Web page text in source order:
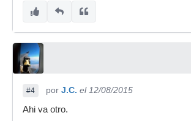
#4 por J.C. el 12/08/2015
Ahi va otro.